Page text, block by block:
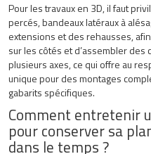
Pour les travaux en 3D, il faut
percés, bandeaux latéraux à
extensions et des rehausses,
sur les côtés et d’assembler
plusieurs axes, ce qui offre au
unique pour des montages
gabarits spécifiques.
Comment entretenir
pour conserver sa
dans le temps ?